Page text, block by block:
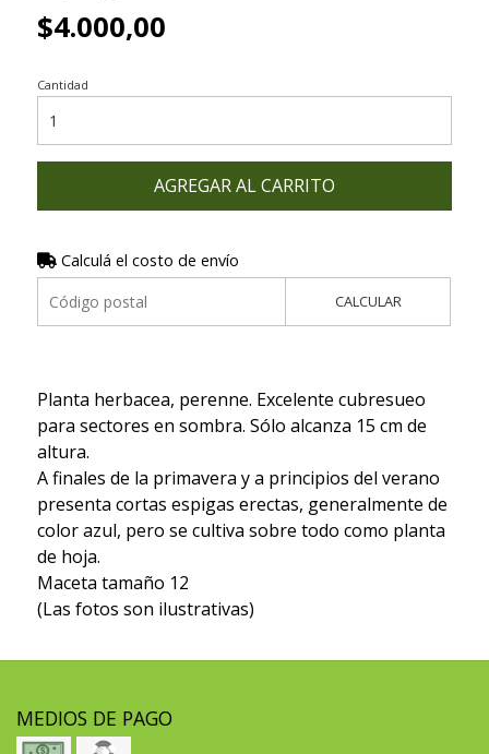
$4.000,00
Cantidad
AGREGAR AL CARRITO
Calculá el costo de envío
CALCULAR
Planta herbacea, perenne. Excelente cubresueo
para sectores en sombra. Sólo alcanza 15 cm de
altura.
A finales de la primavera y a principios del verano
presenta cortas espigas erectas, generalmente de
color azul, pero se cultiva sobre todo como planta
de hoja.
Maceta tamaño 12
(Las fotos son ilustrativas)
MEDIOS DE PAGO